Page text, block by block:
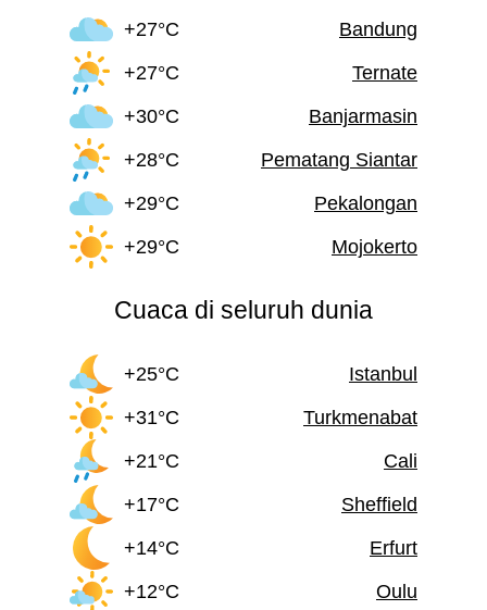
+27°C
Bandung
+27°C
Ternate
+30°C
Banjarmasin
+28°C
Pematang Siantar
+29°C
Pekalongan
+29°C
Mojokerto
Cuaca di seluruh dunia
+25°C
Istanbul
+31°C
Turkmenabat
+21°C
Cali
+17°C
Sheffield
+14°C
Erfurt
+12°C
Oulu